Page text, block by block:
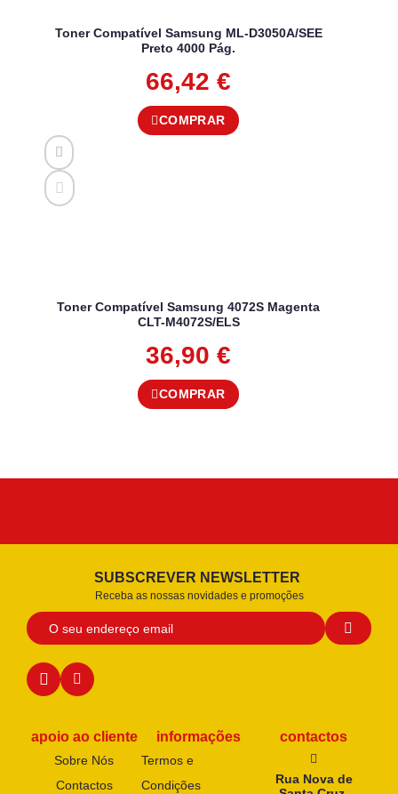
Toner Compatível Samsung ML-D3050A/SEE
Preto 4000 Pág.
66,42 €
COMPRAR
Toner Compatível Samsung 4072S Magenta
CLT-M4072S/ELS
36,90 €
COMPRAR
SUBSCREVER NEWSLETTER
Receba as nossas novidades e promoções
apoio ao cliente
Sobre Nós
Contactos
informações
Termos e
Condições
contactos
Rua Nova de